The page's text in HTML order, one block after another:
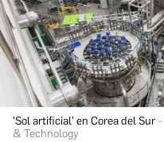
'Sol artificial' en Corea del Sur
& Technology